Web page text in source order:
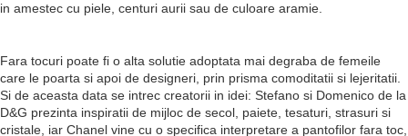
in amestec cu piele, centuri aurii sau de culoare aramie.
Fara tocuri poate fi o alta solutie adoptata mai degraba de femeile
care le poarta si apoi de designeri, prin prisma comoditatii si lejeritatii.
Si de aceasta data se intrec creatorii in idei: Stefano si Domenico de la
D&G prezinta inspiratii de mijloc de secol, paiete, tesaturi, strasuri si
cristale, iar Chanel vine cu o specifica interpretare a pantofilor fara toc,